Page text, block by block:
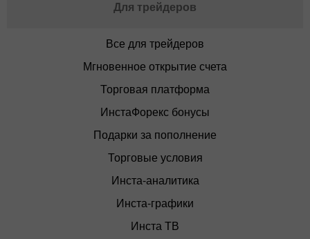
Для трейдеров
Все для трейдеров
Мгновенное открытие счета
Торговая платформа
ИнстаФорекс бонусы
Подарки за пополнение
Торговые условия
Инста-аналитика
Инста-графики
Инста ТВ